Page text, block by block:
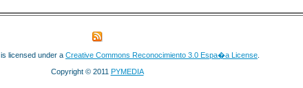
is licensed under a Creative Commons Reconocimiento 3.0 Espa�a License
Copyright © 2011 PYMEDIA